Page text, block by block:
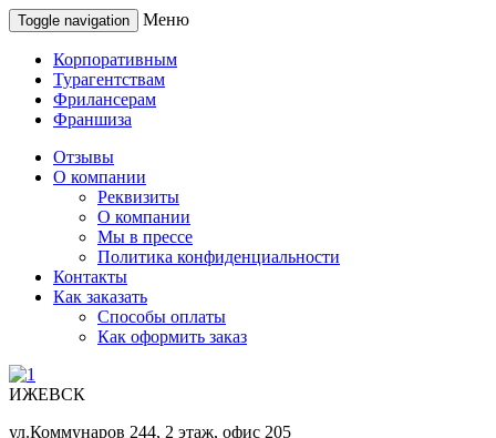
Toggle navigation Меню
Корпоративным
Турагентствам
Фрилансерам
Франшиза
Отзывы
О компании
Реквизиты
О компании
Мы в прессе
Политика конфиденциальности
Контакты
Как заказать
Способы оплаты
Как оформить заказ
ИЖЕВСК
ул.Коммунаров 244, 2 этаж, офис 205